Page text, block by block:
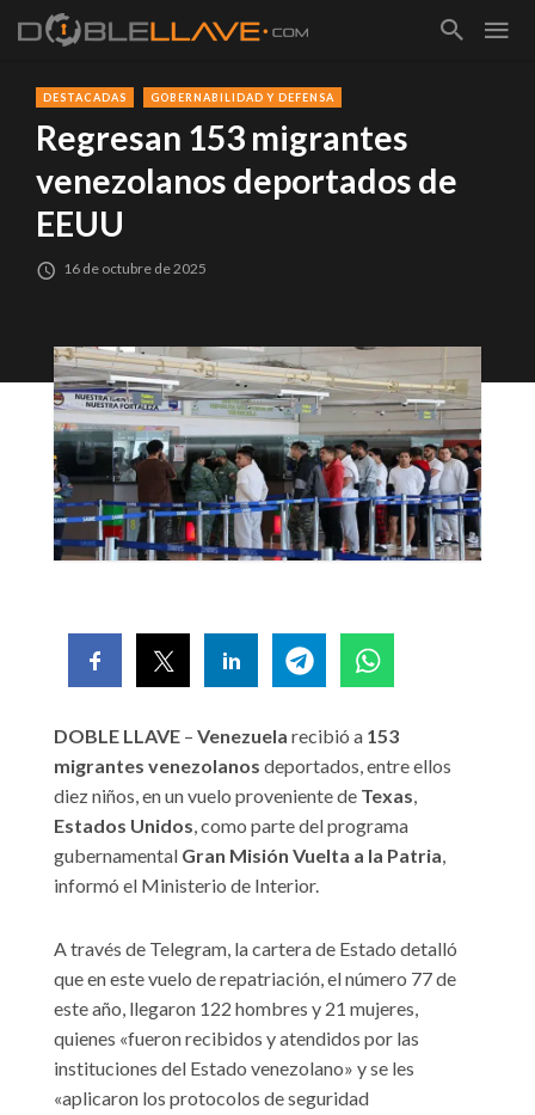
DESTACADAS GOBERNABILIDAD Y DEFENSA
Regresan 153 migrantes
venezolanos deportados de
EEUU
16 de octubre de 2025
DOBLE LLAVE – Venezuela recibió a 153
migrantes venezolanos deportados, entre ellos
diez niños, en un vuelo proveniente de Texas,
Estados Unidos, como parte del programa
gubernamental Gran Misión Vuelta a la Patria,
informó el Ministerio de Interior.
A través de Telegram, la cartera de Estado detalló
que en este vuelo de repatriación, el número 77 de
este año, llegaron 122 hombres y 21 mujeres,
quienes «fueron recibidos y atendidos por las
instituciones del Estado venezolano» y se les
«aplicaron los protocolos de seguridad